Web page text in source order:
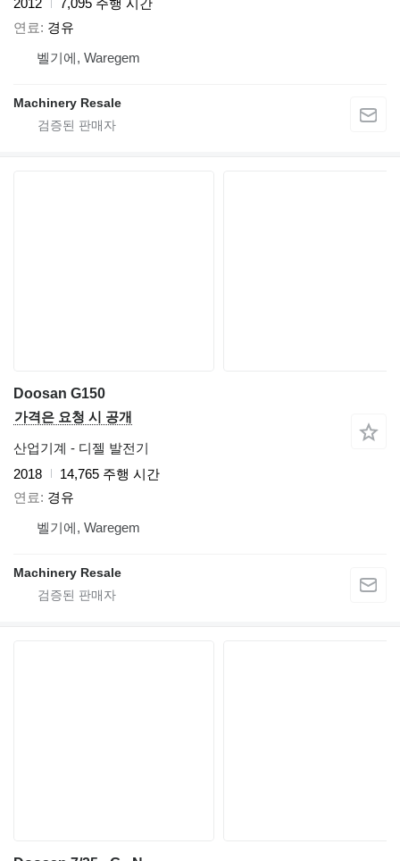
2012
7,095 주행 시간
연료
경유
벨기에, Waregem
Machinery Resale
Doosan G150
가격은 요청 시 공개
산업기계 - 디젤 발전기
2018
14,765 주행 시간
연료
경유
벨기에, Waregem
Machinery Resale